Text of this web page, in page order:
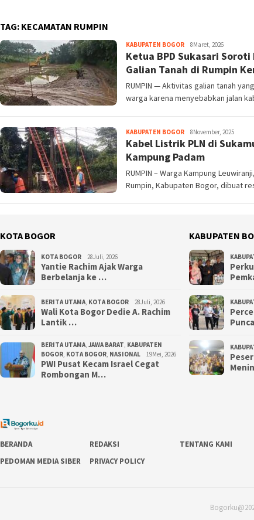
TAG: KECAMATAN RUMPIN
KABUPATEN BOGOR admin
8Maret, 2026
Ketua BPD Sukasari
Galian Tanah di Rumpin
RUMPIN — Aktivitas galian tanah
warga karena menyebabkan jalan
KABUPATEN BOGOR admin
8November, 2025
Kabel Listrik PLN di
Kampung Padam
RUMPIN – Warga Kampung
Rumpin, Kabupaten Bogor, dibuat
KOTA BOGOR
KOTA BOGOR 28Juli, 2026
‎Yantie Rachim Ajak Warga
Berbelanja ke …
BERITA UTAMA, KOTA BOGOR 28Juli, 2026
‎Wali Kota Bogor Dedie A. Rachim
Lantik …
BERITA UTAMA, JAWA BARAT, KABUPATEN
BOGOR, KOTA BOGOR, NASIONAL 19Mei, 2026
PWI Pusat Kecam Israel Cegat
Rombongan M…
KABUPATEN
BERANDA REDAKSI
TENTANG KAMI
PEDOMAN MEDIA SIBER
PRIVACY POLICY